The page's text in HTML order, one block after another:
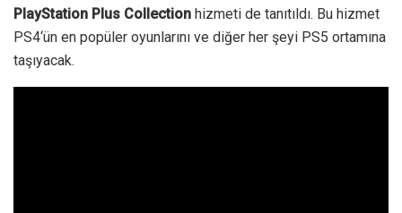
PlayStation Plus Collection hizmeti de tanıtıldı. Bu hizmet
PS4‘ün en popüler oyunlarını ve diğer her şeyi PS5 ortamına
taşıyacak.